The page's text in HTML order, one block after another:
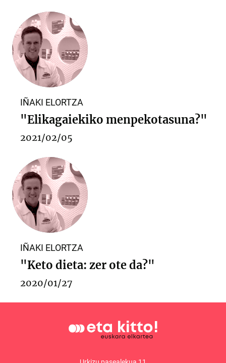
IÑAKI ELORTZA
"Elikagaiekiko menpekotasuna?"
2021/02/05
IÑAKI ELORTZA
"Keto dieta: zer ote da?"
2020/01/27